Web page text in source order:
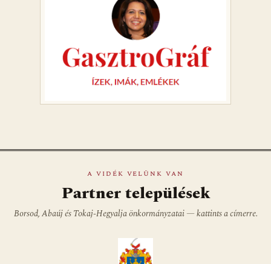
A VIDÉK VELÜNK VAN
Partner települések
Borsod, Abaúj és Tokaj-Hegyalja önkormányzatai — kattints a címerre.